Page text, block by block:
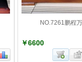
NO.7261鹏程
￥6600